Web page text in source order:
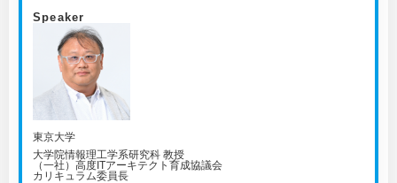
Speaker
東京大学
大学院情報理工学系研究科 教授
（一社）高度ITアーキテクト育成協議会
カリキュラム委員長